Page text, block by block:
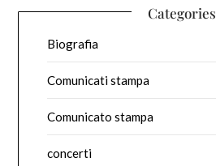
Categories
Biografia
Comunicati stampa
Comunicato stampa
concerti